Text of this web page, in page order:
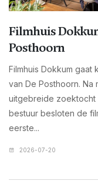
Filmhuis
Posthoorn
Filmhuis Dokkum
van De Posthoorn.
uitgebreide zoektocht
bestuur besloten de
eerste...
2026-07-20